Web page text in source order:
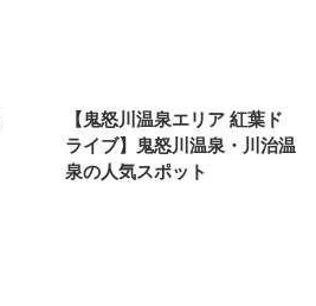
【鬼怒川温泉エリア 紅葉ド
ライブ】鬼怒川温泉・川治温
泉の人気スポット